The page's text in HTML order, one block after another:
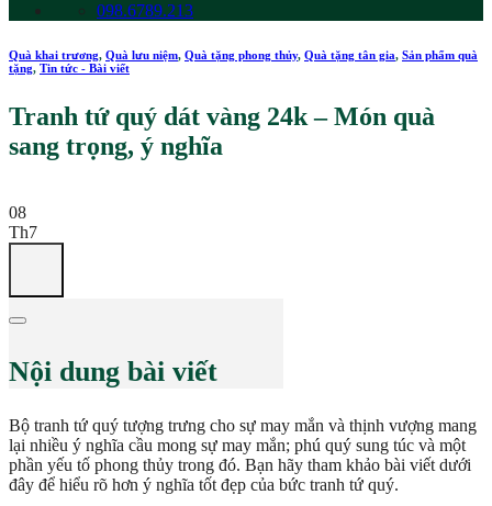
098.6789.213
Quà khai trương, Quà lưu niệm, Quà tặng phong thủy, Quà tặng tân gia, Sản phẩm quà
tặng, Tin tức - Bài viết
Tranh tứ quý dát vàng 24k – Món quà
sang trọng, ý nghĩa
08
Th7
Nội dung bài viết
Bộ tranh tứ quý tượng trưng cho sự may mắn và thịnh vượng mang
lại nhiều ý nghĩa cầu mong sự may mắn; phú quý sung túc và một
phần yếu tố phong thủy trong đó. Bạn hãy tham khảo bài viết dưới
đây để hiểu rõ hơn ý nghĩa tốt đẹp của bức tranh tứ quý.